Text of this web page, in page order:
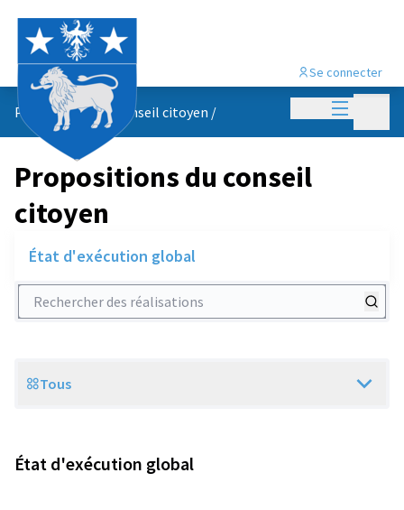
Menu
Se connecter
Propositions du conseil citoyen /
Propositions du conseil
citoyen
État d'exécution global
Rechercher des réalisations
Scope
Tous
État d'exécution global